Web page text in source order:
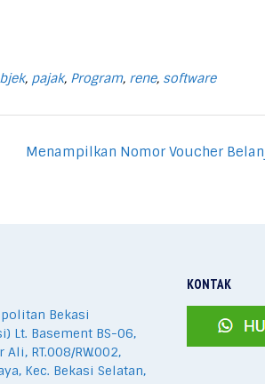
, pajak, Program, rene, software
Menampilkan Nomor Voucher
Bekasi
Lt. Basement BS-06,
Ali, RT.008/RW.002,
Kec. Bekasi Selatan,
KONTAK